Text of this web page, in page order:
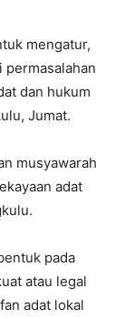
mengatur,
permasalahan
dan hukum
Jumat.
musyawarah
adat
pada
atau legal
adat lokal